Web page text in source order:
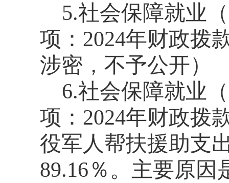
5.社会保障就业
项：2024年财政拨
涉密，不予公开）
6.社会保障就业
项：2024年财政拨
役军人帮扶援助支
89.16％。主要原因